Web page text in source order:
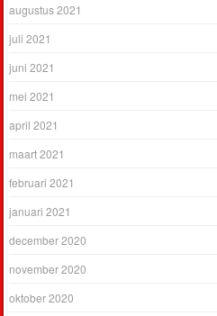
augustus 2021
juli 2021
juni 2021
mei 2021
april 2021
maart 2021
februari 2021
januari 2021
december 2020
november 2020
oktober 2020